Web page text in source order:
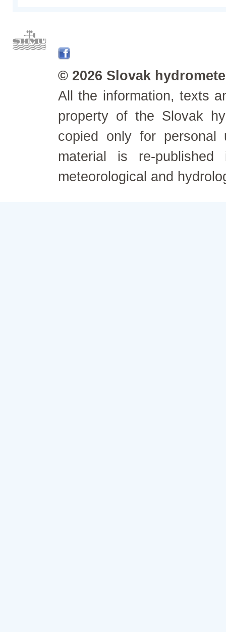
© 2026 Slovak
All the information, texts
property of the Slovak
copied only for personal
material is re-
meteorological and